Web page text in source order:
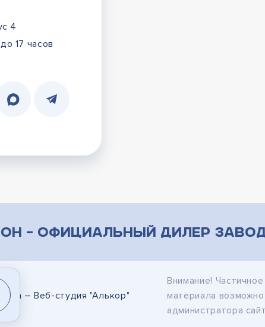
4
17 часов
– официальный дилер
– Веб-студия "Алькор"
Внимание!
материала
администратора